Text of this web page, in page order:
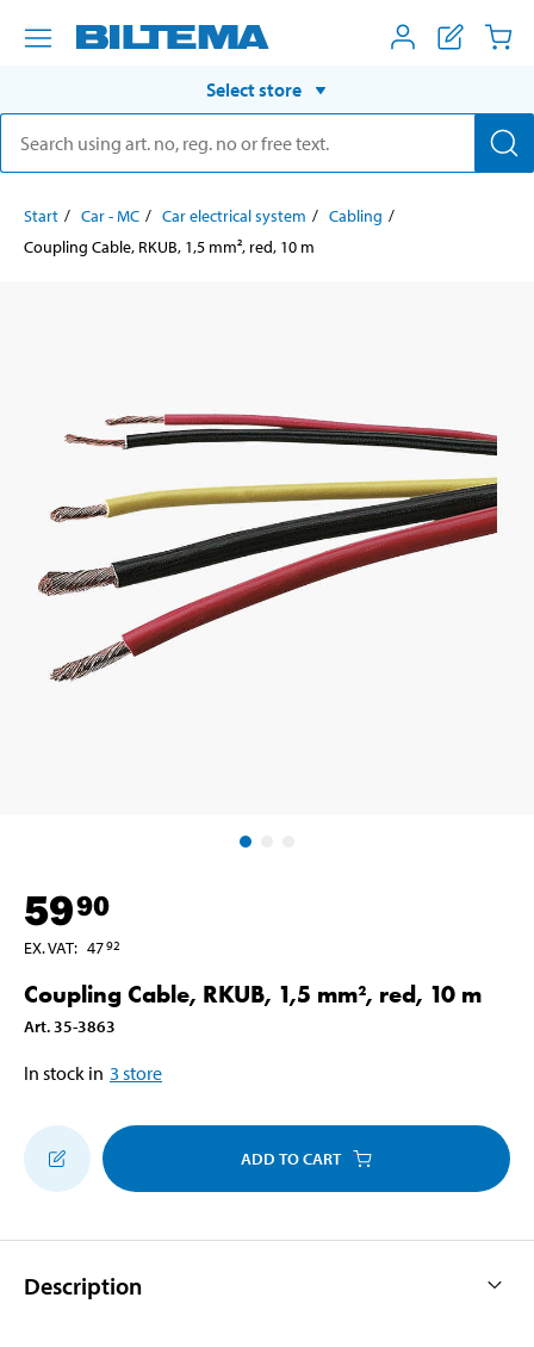
Select store
Start Car - MC Car electrical system
Cabling
Coupling Cable, RKUB, 1,5 mm², red, 10 m
5990
EX. VAT: 4792
Coupling Cable, RKUB, 1,5 mm², red, 10 m
Art. 35-3863
In stock in 3 store
ADD TO CART
Description